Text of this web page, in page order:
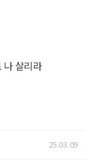
나 살리라
25.03.09